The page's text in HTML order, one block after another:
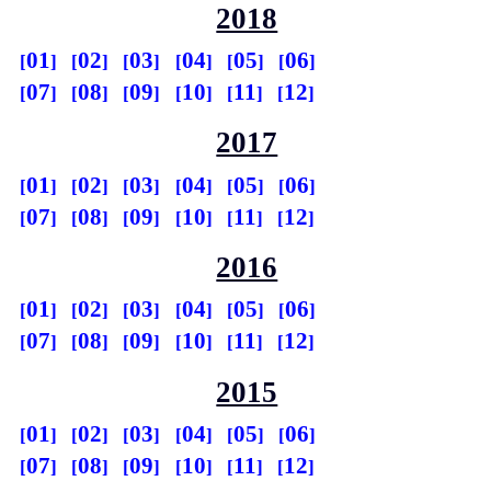
2018
01 02 03 04 05
06
07
08 09 10 11 12
2017
01 02 03 04 05
06
07
08 09 10 11 12
2016
01 02 03 04 05
06
07
08 09 10 11 12
2015
01 02 03 04 05
06
07
08 09 10 11 12